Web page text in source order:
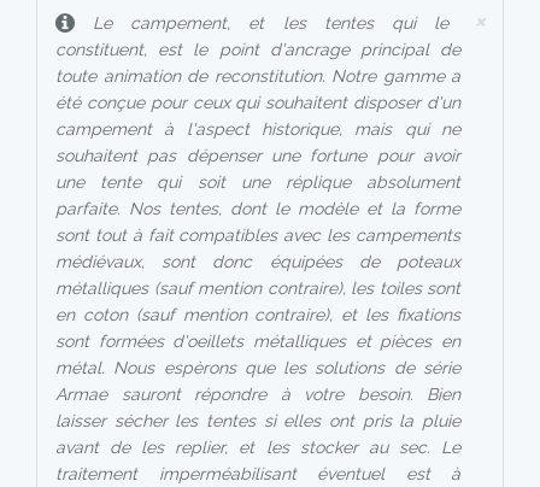
×
Le campement, et les tentes qui le
constituent, est le point d'ancrage principal de
toute animation de reconstitution. Notre gamme a
été conçue pour ceux qui souhaitent disposer d'un
campement à l'aspect historique, mais qui ne
souhaitent pas dépenser une fortune pour avoir
une tente qui soit une réplique absolument
parfaite. Nos tentes, dont le modèle et la forme
sont tout à fait compatibles avec les campements
médiévaux, sont donc équipées de poteaux
métalliques (sauf mention contraire), les toiles sont
en coton (sauf mention contraire), et les fixations
sont formées d'oeillets métalliques et pièces en
métal. Nous espèrons que les solutions de série
Armae sauront répondre à votre besoin. Bien
laisser sécher les tentes si elles ont pris la pluie
avant de les replier, et les stocker au sec. Le
traitement imperméabilisant éventuel est à